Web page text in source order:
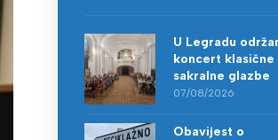
U Legradu
koncert klasične
sakralne glazbe
07/08/2026
Obavijest o